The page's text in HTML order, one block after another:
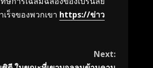
ร็จของพวกเขา https://ข่าว
Next: